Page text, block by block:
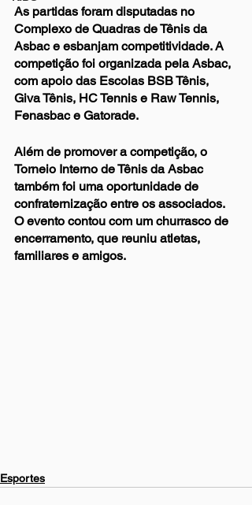
As partidas foram disputadas no
Complexo de Quadras de Tênis da
Asbac e esbanjam competitividade. A
competição foi organizada pela Asbac,
com apoio das Escolas BSB Tênis,
Giva Tênis, HC Tennis e Raw Tennis,
Fenasbac e Gatorade.
Além de promover a competição, o
Torneio Interno de Tênis da Asbac
também foi uma oportunidade de
confraternização entre os associados.
O evento contou com um churrasco de
encerramento, que reuniu atletas,
familiares e amigos.
Esportes